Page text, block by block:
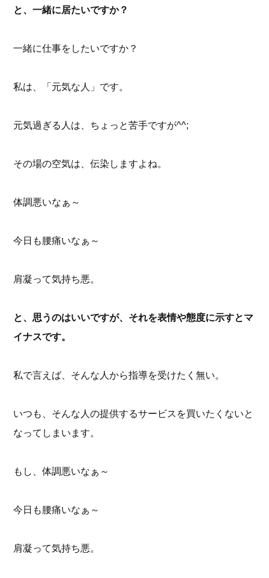
と、一緒に居たいですか？
一緒に仕事をしたいですか？
私は、「元気な人」です。
元気過ぎる人は、ちょっと苦手ですが^^;
その場の空気は、伝染しますよね。
体調悪いなぁ～
今日も腰痛いなぁ～
肩凝って気持ち悪。
と、思うのはいいですが、それを表情や態度に示すとマ
イナスです。
私で言えば、そんな人から指導を受けたく無い。
いつも、そんな人の提供するサービスを買いたくないと
なってしまいます。
もし、体調悪いなぁ～
今日も腰痛いなぁ～
肩凝って気持ち悪。